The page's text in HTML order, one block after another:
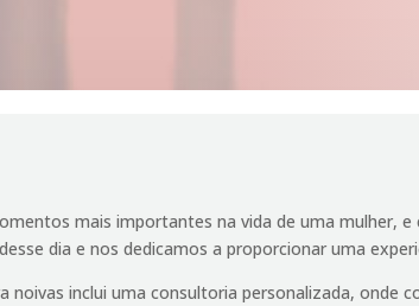
mais importantes na vida de uma mulher, e
dia e nos dedicamos a proporcionar uma
noivas inclui uma consultoria personalizada, onde